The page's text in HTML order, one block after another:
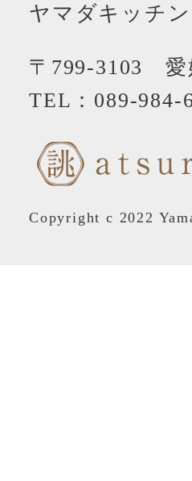
ヤマダキッチ
〒799-3103 愛
TEL： 089-984-
Copyright c 2022